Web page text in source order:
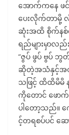
အောက်ကနေ ဖင်
ပေးလိုက်တာမို့
ဆုံးအထိ စိုက်နစ်ဝ
ရည်များမှာ
“ဇွပ် ဖွပ် ဗွပ်
ဆိုတဲ့အသံနှင့်အတူ
သဖြင့် ထိထိမိမိ
ကိုတောင် ဖော
ပါတော့သည်။ က
င့်တရစပ်ပင် ဆ